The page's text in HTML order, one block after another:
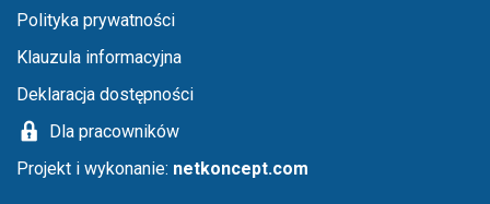
Menu stopka
Polityka prywatności
Klauzula informacyjna
Deklaracja dostępności
Dla pracowników
Projekt i wykonanie: netkoncept.com